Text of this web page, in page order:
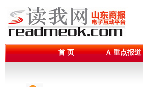
首 页 Ａ 重点报道